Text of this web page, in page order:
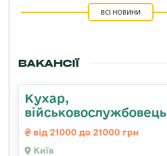
ВСІ НОВИНИ
ВАКАНСІЇ
Кухар,
військовослужбовець
від 21000 до 21000 грн
Київ